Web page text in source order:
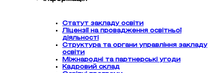
Статут закладу освіти
Ліцензії на провадження освітньої
діяльності
Структура та органи управління закладу
освіти
Міжнародні та партнерські угоди
Кадровий склад